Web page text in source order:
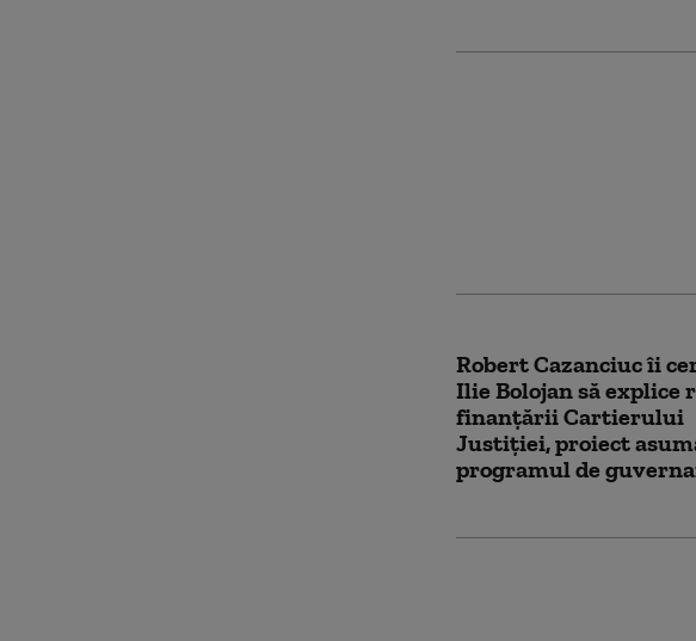
Robert Cazanciuc îi
Ilie Bolojan să explice
finanțării Cartierului
Justiției, proiect
programul de